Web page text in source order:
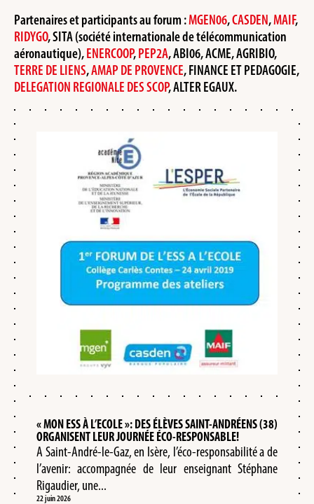
Partenaires et participants au forum :MGEN06,CASDEN,MAIF,
RIDYGO, SITA (société internationale de télécommunication
aéronautique),ENERCOOP,PEP2A, ABI06, ACME, AGRIBIO,
TERRE DE LIENS,AMAP DE PROVENCE, FINANCE ET PEDAGOGIE,
DELEGATION REGIONALE DES SCOP, ALTER EGAUX.
« MON ESS À L’ECOLE »: DES ÉLÈVES SAINT-ANDRÉENS (38)
ORGANISENT LEUR JOURNÉE ÉCO-RESPONSABLE!
A Saint-André-le-Gaz, en Isère, l’éco-responsabilité a de
l’avenir: accompagnée de leur enseignant Stéphane
Rigaudier, une...
22 juin 2026